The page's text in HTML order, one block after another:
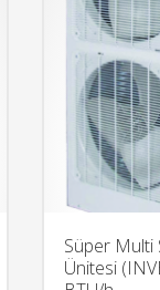
Süper Multi
Ünitesi